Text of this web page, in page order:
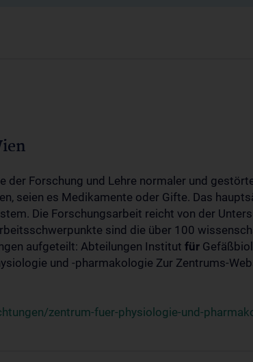
der Forschung und Lehre normaler und
seien es Medikamente oder Gifte. Das
Die Forschungsarbeit reicht von der
sind die über 100
aufgeteilt: Abteilungen Institut für
und -pharmakologie Zur Zentrums-
zentrum-fuer-physiologie-und-